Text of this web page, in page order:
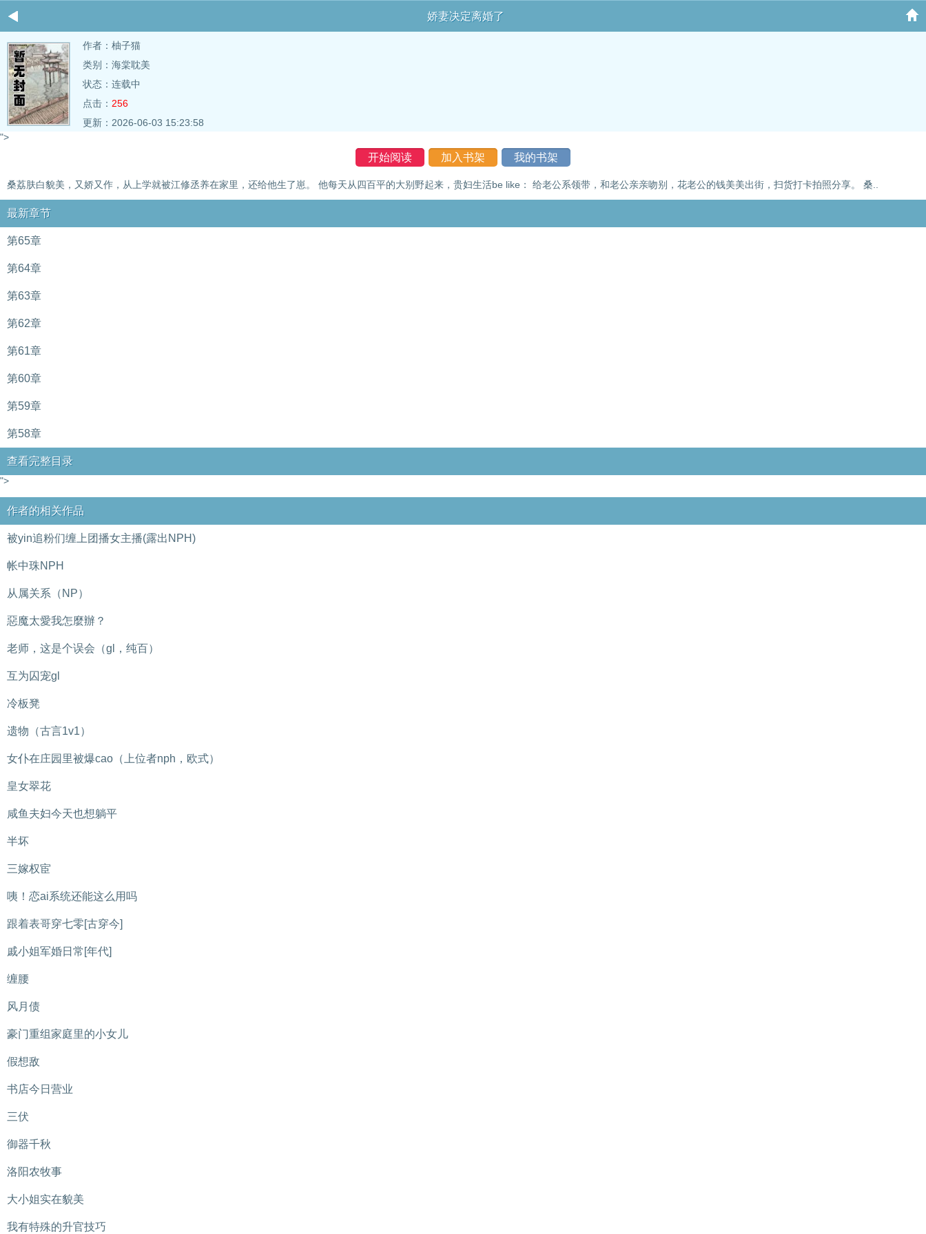
娇妻决定离婚了
作者： 柚子猫
类别：海棠耽美
状态：连载中
点击： 256
更新：2026-06-03 15:23:58
">
开始阅读 加入书架 我的书架
桑荔肤白貌美，又娇又作，从上学就被江修丞养在家里，还给他生了崽。 他每天从四百平的大别野起来，贵妇生活be like： 给老公系领带，和老公亲亲吻别，花老公的钱美美出街，扫货打卡拍照分享。 桑..
最新章节
第65章
第64章
第63章
第62章
第61章
第60章
第59章
第58章
查看完整目录
">
作者的相关作品
被yin追粉们缠上团播女主播(露出NPH)
帐中珠NPH
从属关系（NP）
惡魔太愛我怎麼辦？
老师，这是个误会（gl，纯百）
互为囚宠gl
冷板凳
遗物（古言1v1）
女仆在庄园里被爆cao（上位者nph，欧式）
皇女翠花
咸鱼夫妇今天也想躺平
半坏
三嫁权宦
咦！恋ai系统还能这么用吗
跟着表哥穿七零[古穿今]
戚小姐军婚日常[年代]
缠腰
风月债
豪门重组家庭里的小女儿
假想敌
书店今日营业
三伏
御器千秋
洛阳农牧事
大小姐实在貌美
我有特殊的升官技巧